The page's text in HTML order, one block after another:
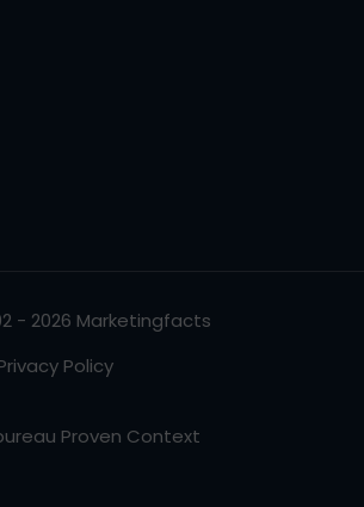
- 2026 Marketingfacts
Policy
Proven Context